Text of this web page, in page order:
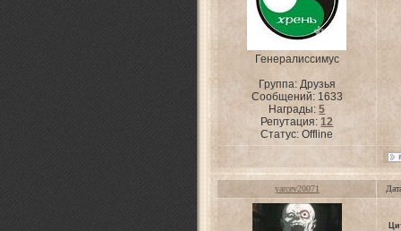
Генералиссимус
Группа: Друзья
Сообщений: 1633
Награды:5
Репутация:12
Статус:Offline
yarcev20071